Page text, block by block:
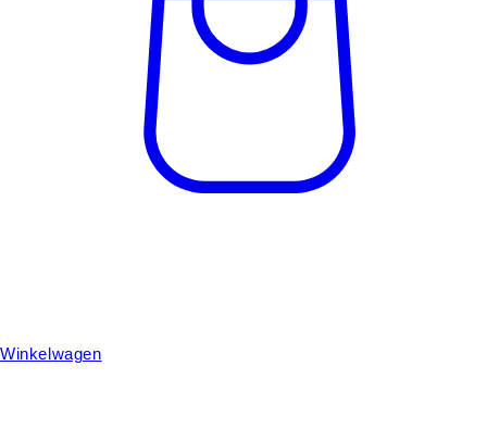
Winkelwagen